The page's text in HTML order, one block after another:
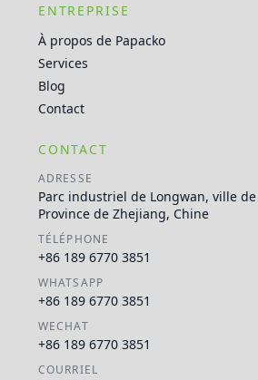
ENTREPRISE
À propos de Papacko
Services
Blog
Contact
CONTACT
ADRESSE
Parc industriel de Longwan, ville
Province de Zhejiang, Chine
TÉLÉPHONE
+86 189 6770 3851
WHATSAPP
+86 189 6770 3851
WECHAT
+86 189 6770 3851
COURRIEL